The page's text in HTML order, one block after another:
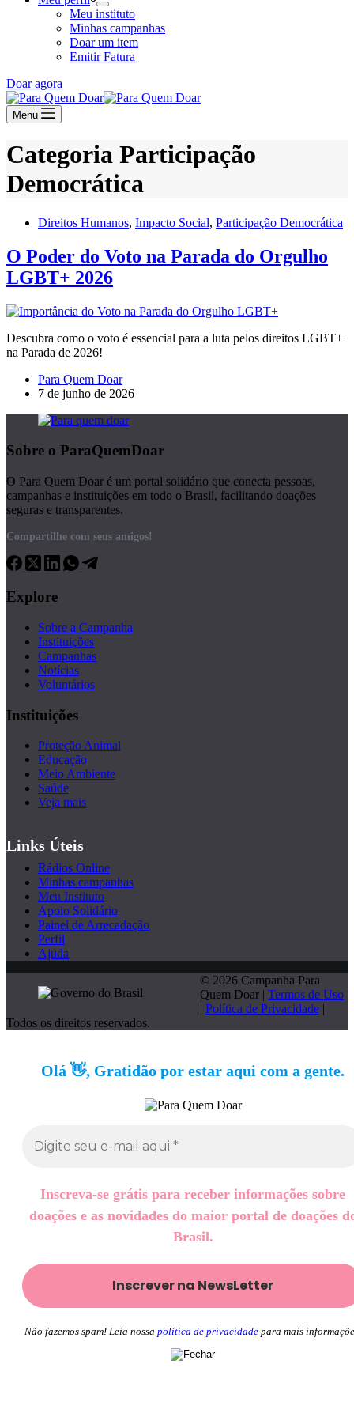
Meu instituto
Minhas campanhas
Doar um item
Emitir Fatura
Doar agora
Menu
Categoria Participação
Democrática
Direitos Humanos, Impacto Social, Participação Democrática
O Poder do Voto na Parada do Orgulho
LGBT+ 2026
Descubra como o voto é essencial para a luta pelos direitos LGBT+
na Parada de 2026!
Para Quem Doar
7 de junho de 2026
Sobre o ParaQuemDoar
O Para Quem Doar é um portal solidário que conecta pessoas,
campanhas e instituições em todo o Brasil, facilitando doações
seguras e transparentes.
Compartilhe com seus amigos!
Explore
Sobre a Campanha
Instituições
Campanhas
Notícias
Voluntários
Instituições
Proteção Animal
Educação
Meio Ambiente
Saúde
Veja mais
Links Úteis
Rádios Online
Minhas campanhas
Meu Instituto
Apoio Solidário
Painel de Arrecadação
Perfil
Ajuda
© 2026 Campanha Para
Quem Doar | Termos de Uso
| Política de Privacidade |
Todos os direitos reservados.
Olá 👋, Gratidão por estar aqui com a gente.
Inscreva-se grátis para receber informações sobre
doações e as novidades do maior portal de doações
Brasil.
Não fazemos spam! Leia nossa política de privacidade para mais